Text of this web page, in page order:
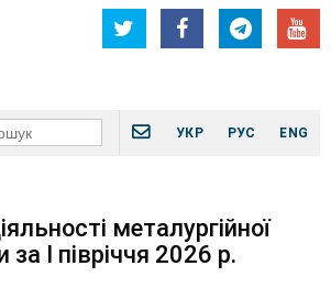
УКР РУС ENG
металургійної
за І півріччя 2026 р.